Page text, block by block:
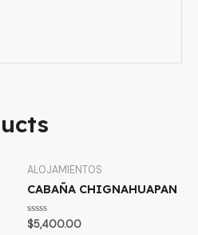
ALOJAMIENTOS
CABAÑA CHIGNAHUAPAN
Rated
0
$5,400.00